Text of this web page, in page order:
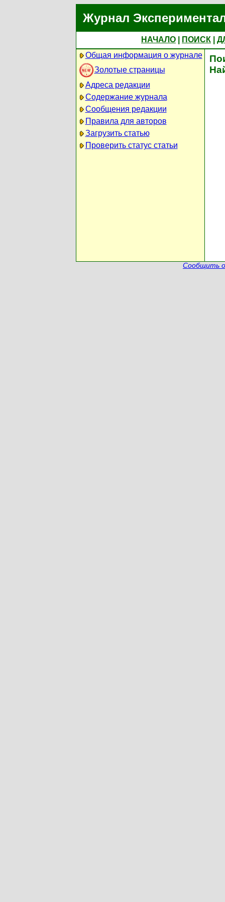
Журнал
НАЧАЛО ПОИСК
Общая информация о журнале
Золотые страницы
Адреса редакции
Содержание журнала
Сообщения редакции
Правила для авторов
Загрузить статью
Проверить статус статьи
Сообщить о